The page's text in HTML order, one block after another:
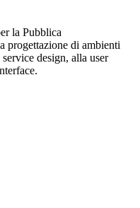
la Pubblica
progettazione di ambienti
design, alla user